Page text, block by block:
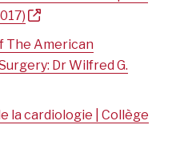
The American
Dr Wilfred G.
la cardiologie | Collège